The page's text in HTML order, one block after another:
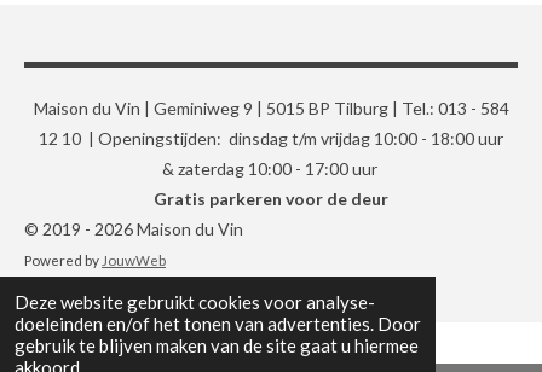
Deze website gebruikt cookies voor analyse-
doeleinden en/of het tonen van advertenties. Door
gebruik te blijven maken van de site gaat u hiermee
akkoord.
Maison du Vin | Geminiweg 9 | 5015 BP Tilburg | Tel.: 013 - 584
12 10 | Openingstijden: dinsdag t/m vrijdag 10:00 - 18:00 uur
& zaterdag 10:00 - 17:00 uur
Gratis parkeren voor de deur
© 2019 - 2026 Maison du Vin
Powered by JouwWeb